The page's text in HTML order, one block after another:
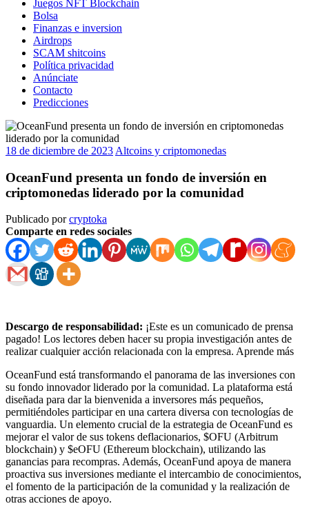
Juegos NFT Blockchain
Bolsa
Finanzas e inversion
Airdrops
SCAM shitcoins
Política privacidad
Anúnciate
Contacto
Predicciones
18 de diciembre de 2023 Altcoins y criptomonedas
OceanFund presenta un fondo de inversión en
criptomonedas liderado por la comunidad
Publicado porcryptoka
Comparte en redes sociales
Descargo de responsabilidad: ¡Este es un comunicado de prensa
pagado! Los lectores deben hacer su propia investigación antes de
realizar cualquier acción relacionada con la empresa. Aprende más
OceanFund está transformando el panorama de las inversiones con
su fondo innovador liderado por la comunidad. La plataforma está
diseñada para dar la bienvenida a inversores más pequeños,
permitiéndoles participar en una cartera diversa con tecnologías de
vanguardia. Un elemento crucial de la estrategia de OceanFund es
mejorar el valor de sus tokens deflacionarios, $OFU (Arbitrum
blockchain) y $eOFU (Ethereum blockchain), utilizando las
ganancias para recompras. Además, OceanFund apoya de manera
proactiva sus inversiones mediante el intercambio de conocimientos,
el fomento de la participación de la comunidad y la realización de
otras acciones de apoyo.